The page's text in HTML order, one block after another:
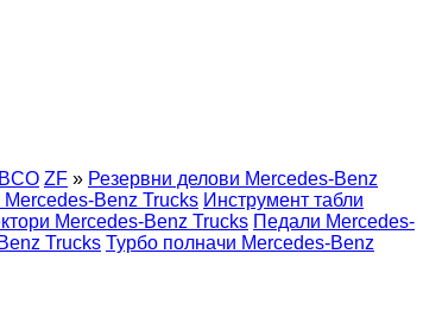
ZF » Резервни делови Mercedes-Benz
Benz Trucks Инструмент табли
Mercedes-Benz Trucks Педали Mercedes-
Trucks Турбо полначи Mercedes-Benz